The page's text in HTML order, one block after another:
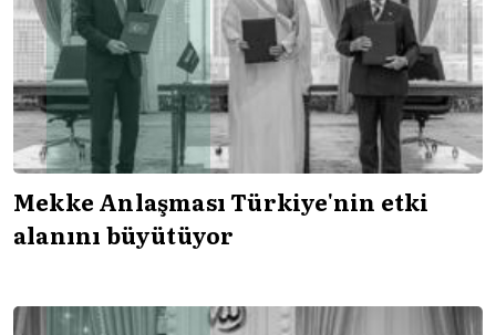
Mekke Anlaşması Türkiye'nin etki
alanını büyütüyor